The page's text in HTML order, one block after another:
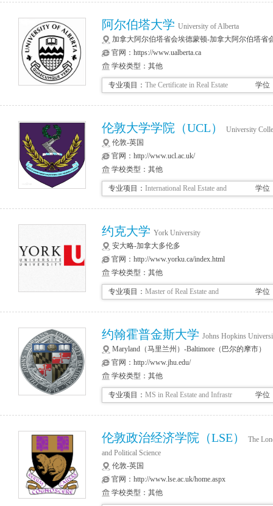
阿尔伯塔大学 University of Alberta
加拿大阿尔伯塔省会埃德蒙顿-加拿大阿尔伯塔省
官网： https://www.ualberta.ca
学校类型：其他
专业项目： The Certificate in Real Estate 学位
伦敦大学学院（UCL）
University
伦敦-英国
官网： http://www.ucl.ac.uk/
学校类型：其他
专业项目： International Real Estate and
Planning
学位
约克大学 York University
安大略-加拿大多伦多
官网： http://www.yorku.ca/index.html
学校类型：其他
专业项目： Master of Real Estate and
Infrastructure
学位
约翰霍普金斯大学 Johns Hopkins
Maryland（马里兰州）-Baltimore（巴尔的摩市）
官网： http://www.jhu.edu/
学校类型：其他
专业项目： MS in Real Estate and Infrastr 学位
伦敦政治经济学院（LSE）
The
and Political Science
伦敦-英国
官网： http://www.lse.ac.uk/home.aspx
学校类型：其他